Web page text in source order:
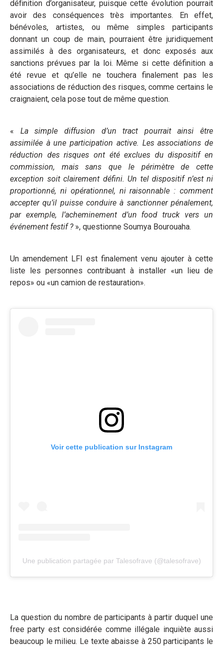
définition d’organisateur, puisque cette évolution pourrait
avoir des conséquences très importantes. En effet,
bénévoles, artistes, ou même simples participants
donnant un coup de main, pourraient être juridiquement
assimilés à des organisateurs, et donc exposés aux
sanctions prévues par la loi. Même si cette définition a
été revue et qu’elle ne touchera finalement pas les
associations de réduction des risques, comme certains le
craignaient, cela pose tout de même question.
« La simple diffusion d’un tract pourrait ainsi être
assimilée à une participation active. Les associations de
réduction des risques ont été exclues du dispositif en
commission, mais sans que le périmètre de cette
exception soit clairement défini. Un tel dispositif n’est ni
proportionné, ni opérationnel, ni raisonnable : comment
accepter qu’il puisse conduire à sanctionner pénalement,
par exemple, l’acheminement d’un food truck vers un
événement festif ? », questionne Soumya Bourouaha.
Un amendement LFI est finalement venu ajouter à cette
liste les personnes contribuant à installer «un lieu de
repos» ou «un camion de restauration».
Voir cette publication sur Instagram
Une publication partagée par Talesofrave (@talesofrave)
La question du nombre de participants à partir duquel une
free party est considérée comme illégale inquiète aussi
beaucoup le milieu. Le texte abaisse à 250 participants le